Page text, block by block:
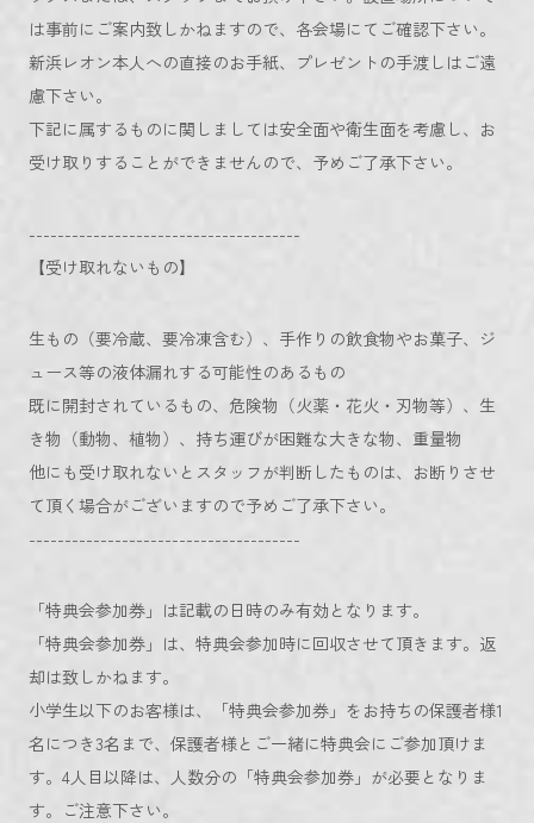
は事前にご案内致しかねますので、各会場にてご確認下さい。
新浜レオン本人への直接のお手紙、プレゼントの手渡しはご遠
慮下さい。
下記に属するものに関しましては安全面や衛生面を考慮し、お
受け取りすることができませんので、予めご了承下さい。
--------------------------------------
【受け取れないもの】
生もの（要冷蔵、要冷凍含む）、手作りの飲食物やお菓子、ジ
ュース等の液体漏れする可能性のあるもの
既に開封されているもの、危険物（火薬・花火・刃物等）、生
き物（動物、植物）、持ち運びが困難な大きな物、重量物
他にも受け取れないとスタッフが判断したものは、お断りさせ
て頂く場合がございますので予めご了承下さい。
--------------------------------------
「特典会参加券」は記載の日時のみ有効となります。
「特典会参加券」は、特典会参加時に回収させて頂きます。返
却は致しかねます。
小学生以下のお客様は、「特典会参加券」をお持ちの保護者様1
名につき3名まで、保護者様とご一緒に特典会にご参加頂けま
す。4人目以降は、人数分の「特典会参加券」が必要となりま
す。ご注意下さい。